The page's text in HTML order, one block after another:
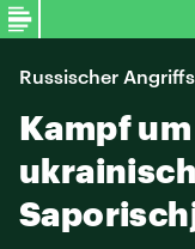
Russischer
Kampf